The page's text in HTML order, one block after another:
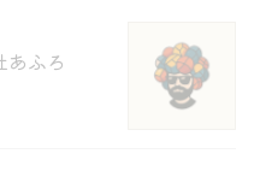
ふろ